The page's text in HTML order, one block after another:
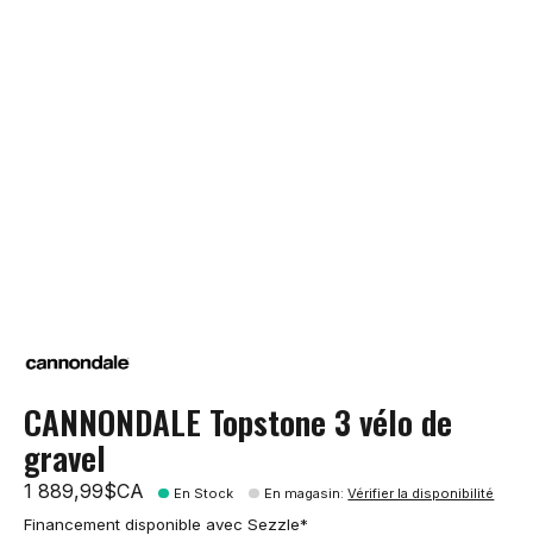
CANNONDALE Topstone 3 vélo de
gravel
1 889,99$CA En Stock En magasin:Vérifier la disponibilité
Financement disponible avec Sezzle*